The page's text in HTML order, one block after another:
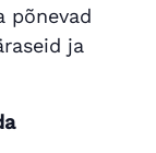
põnevad
ja